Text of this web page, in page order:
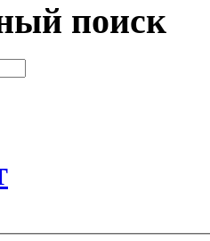
поиск